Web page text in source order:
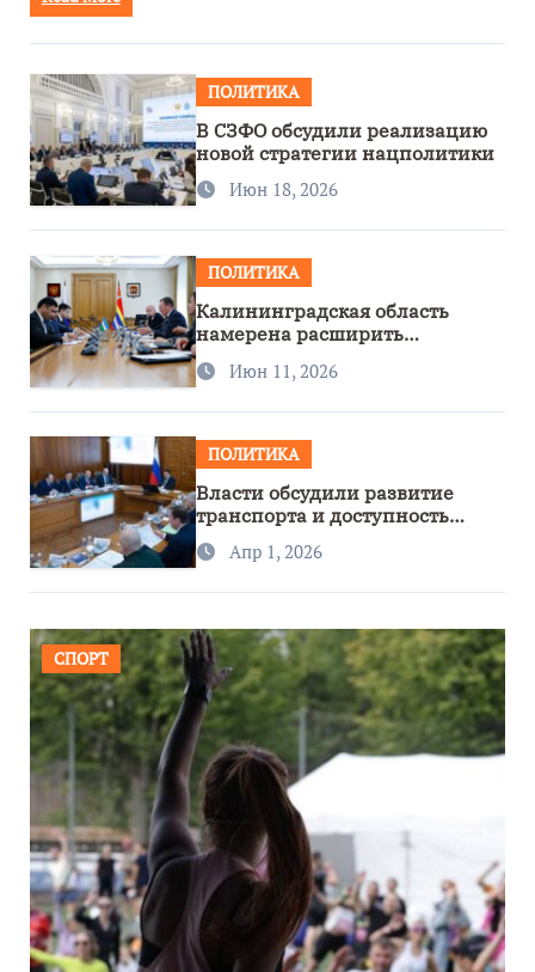
ПОЛИТИКА
В СЗФО обсудили реализацию
новой стратегии нацполитики
Июн 18, 2026
ПОЛИТИКА
Калининградская область
намерена расширить
сотрудничество с Узбекистаном
Июн 11, 2026
ПОЛИТИКА
Власти обсудили развитие
транспорта и доступность
региона
Апр 1, 2026
СПОРТ